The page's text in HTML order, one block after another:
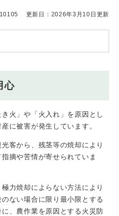
更新日：2026年3月10日更新
心
火」や「火入れ」を原因とし
に被害が発生しています。
客から、残茎等の焼却により
摘や苦情が寄せられていま
力焼却によらない方法により
ない場合に限り最小限とする
、農作業を原因とする火災防